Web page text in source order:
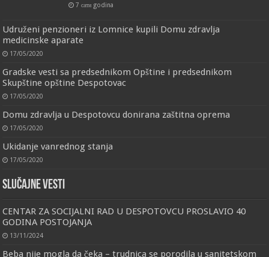
7 сати godina
Udruženi penzioneri iz Lomnice kupili Domu zdravlja
medicinske aparate
17/05/2020
Gradske vesti sa predsednikom Opštine i predsednikom
Skupštine opštine Despotovac
17/05/2020
Domu zdravlja u Despotovcu donirana zaštitna oprema
17/05/2020
Ukidanje vanrednog stanja
17/05/2020
Slučajne vesti
CENTAR ZA SOCIJALNI RAD U DESPOTOVCU PROSLAVIO 40
GODINA POSTOJANJA
13/11/2024
Beba nije mogla da čeka – trudnica se porodila u sanitetskom